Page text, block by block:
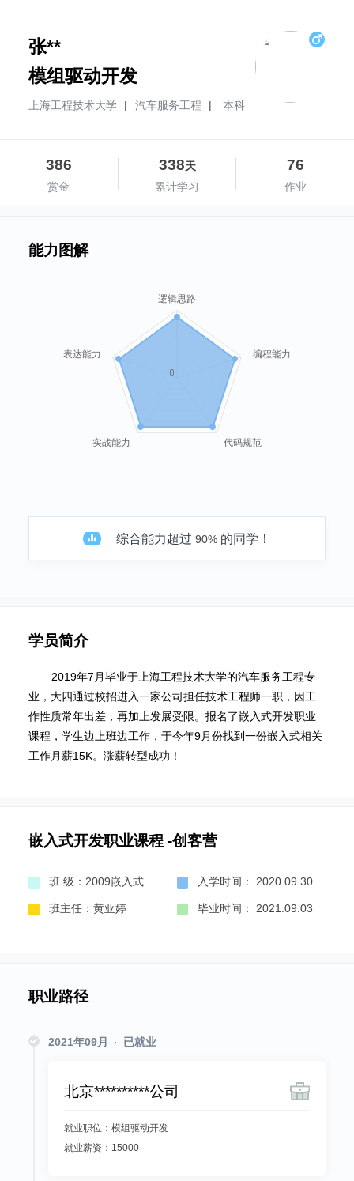
张**
模组驱动开发
上海工程技术大学 | 汽车服务工程 | 本科
386
赏金
338天
累计学习
76
作业
能力图解
逻辑思路
编程能力
代码规范
实战能力
表达能力
0
综合能力超过 90%的同学！
学员简介
2019年7月毕业于上海工程技术大学的汽车服务工程专
业，大四通过校招进入一家公司担任技术工程师一职，因工
作性质常年出差，再加上发展受限。报名了嵌入式开发职业
课程，学生边上班边工作，于今年9月份找到一份嵌入式相关
工作月薪15K。涨薪转型成功！
嵌入式开发职业课程 -创客营
班 级：2009嵌入式 入学时间： 2020.09.30
班主任：黄亚婷 毕业时间： 2021.09.03
职业路径
2021年09月 · 已就业
北京**********公司
就业职位：模组驱动开发
就业薪资：15000